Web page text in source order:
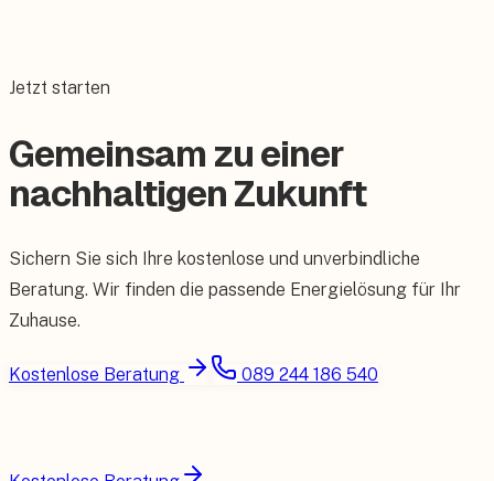
Jetzt starten
Gemeinsam zu einer
nachhaltigen Zukunft
Sichern Sie sich Ihre kostenlose und unverbindliche
Beratung. Wir finden die passende Energielösung für Ihr
Zuhause.
Kostenlose Beratung 089 244 186 540